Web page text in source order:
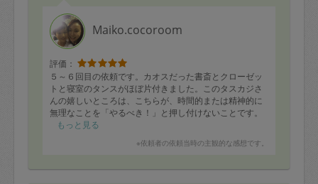
Maiko.cocoroom
評価：
５～６回目の依頼です。カオスだった書斎とクローゼッ
トと寝室のタンスがほぼ片付きました。このタスカジさ
んの嬉しいところは、こちらが、時間的または精神的に
無理なことを「やるべき！」と押し付けないことです。
一緒に整理するときも指示が的確で、私が手が離せない
ら）。そして、その後、すごく見やすく使いやすいの
スペースあったんだと今はとても気持ちよく使えていま
もっと見る
※依頼者の依頼当時の主観的な感想です。